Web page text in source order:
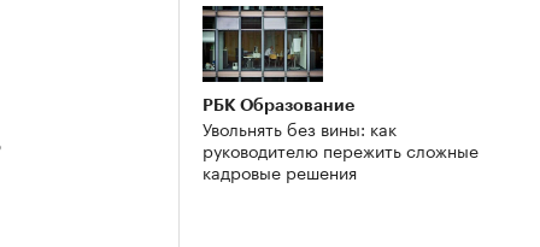
РБК Образование
Увольнять без вины: как
руководителю пережить сложные
кадровые решения